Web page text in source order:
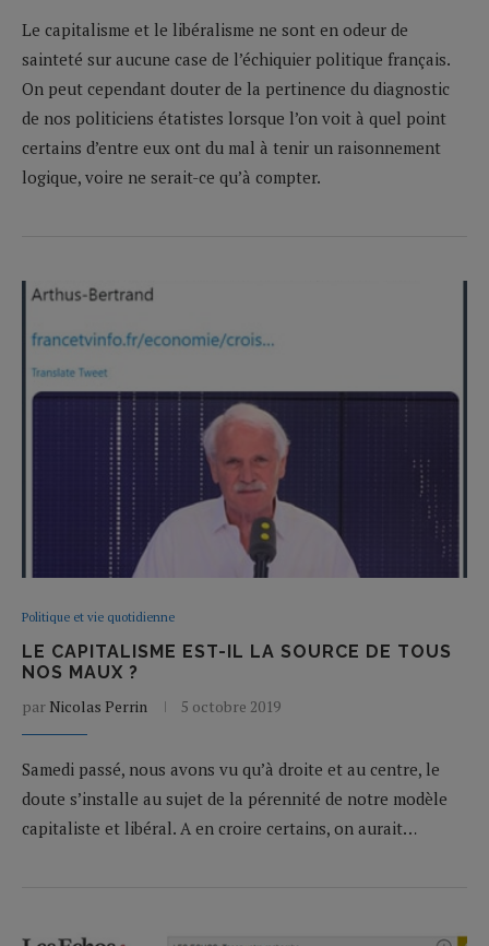
Le capitalisme et le libéralisme ne sont en odeur de
sainteté sur aucune case de l’échiquier politique français.
On peut cependant douter de la pertinence du diagnostic
de nos politiciens étatistes lorsque l’on voit à quel point
certains d’entre eux ont du mal à tenir un raisonnement
logique, voire ne serait-ce qu’à compter.
Politique et vie quotidienne
LE CAPITALISME EST-IL LA SOURCE DE TOUS
NOS MAUX ?
par Nicolas Perrin 5 octobre 2019
Samedi passé, nous avons vu qu’à droite et au centre, le
doute s’installe au sujet de la pérennité de notre modèle
capitaliste et libéral. A en croire certains, on aurait…